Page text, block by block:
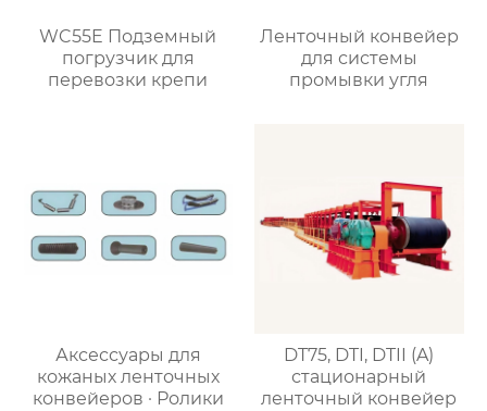
WC55E Подземный
погрузчик для
перевозки крепи
Ленточный конвейер
для системы
промывки угля
Аксессуары для
кожаных ленточных
конвейеров · Ролики
DT75, DTI, DTII (A)
стационарный
ленточный конвейер